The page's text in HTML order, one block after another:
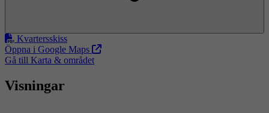
Kvartersskiss
Öppna i Google Maps
Gå till Karta & området
Visningar